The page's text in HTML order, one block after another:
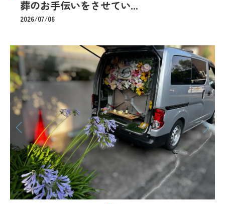
葬のお手伝いをさせてい...
2026/07/06